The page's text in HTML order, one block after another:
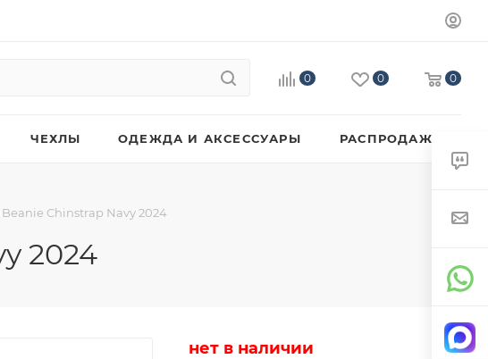
0 0 0
ЧЕХЛЫ ОДЕЖДА И АКСЕССУАРЫ РАСПРОДАЖА
Chinstrap Navy 2024
2024
нет в наличии